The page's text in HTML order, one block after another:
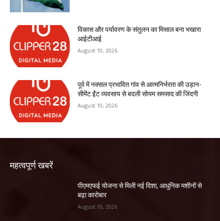
विकास और पर्यावरण के संतुलन का मिसाल बना भखारा
आईटीआई
August 10, 2026
पूर्व में नक्सल प्रभावित गांव से आत्मनिर्भरता की उड़ान-
सीमेंट ईंट व्यवसाय से बदली सोयम समसाद की जिंदगी
August 10, 2026
महत्वपूर्ण खबरें
पीएमएफई योजना से मिली नई दिशा, आधुनिक मशीनों से
बढ़ा कारोबार
August 10, 2026